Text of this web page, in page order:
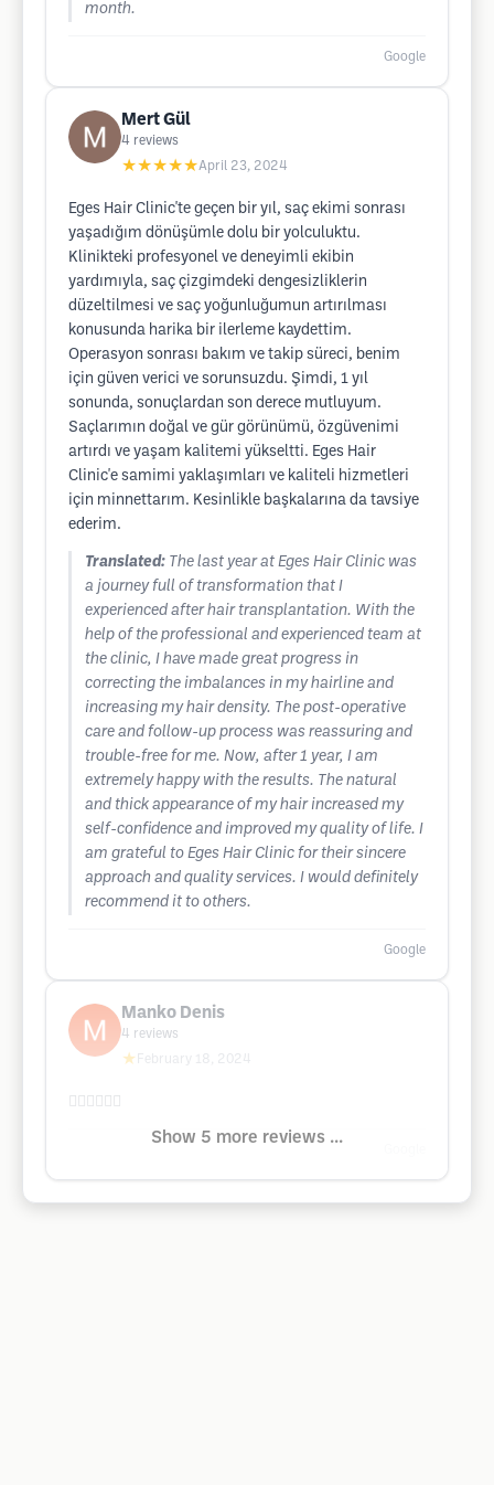
month.
Google
Mert Gül
4 reviews
★★★★★April 23, 2024
Eges Hair Clinic'te geçen bir yıl, saç ekimi sonrası
yaşadığım dönüşümle dolu bir yolculuktu.
Klinikteki profesyonel ve deneyimli ekibin
yardımıyla, saç çizgimdeki dengesizliklerin
düzeltilmesi ve saç yoğunluğumun artırılması
konusunda harika bir ilerleme kaydettim.
Operasyon sonrası bakım ve takip süreci, benim
için güven verici ve sorunsuzdu. Şimdi, 1 yıl
sonunda, sonuçlardan son derece mutluyum.
Saçlarımın doğal ve gür görünümü, özgüvenimi
artırdı ve yaşam kalitemi yükseltti. Eges Hair
Clinic'e samimi yaklaşımları ve kaliteli hizmetleri
için minnettarım. Kesinlikle başkalarına da tavsiye
ederim.
Translated: The last year at Eges Hair Clinic was
a journey full of transformation that I
experienced after hair transplantation. With the
help of the professional and experienced team at
the clinic, I have made great progress in
correcting the imbalances in my hairline and
increasing my hair density. The post-operative
care and follow-up process was reassuring and
trouble-free for me. Now, after 1 year, I am
extremely happy with the results. The natural
and thick appearance of my hair increased my
self-confidence and improved my quality of life. I
am grateful to Eges Hair Clinic for their sincere
approach and quality services. I would definitely
recommend it to others.
Google
Manko Denis
4 reviews
★ February 18, 2024
Show 5 more reviews ...